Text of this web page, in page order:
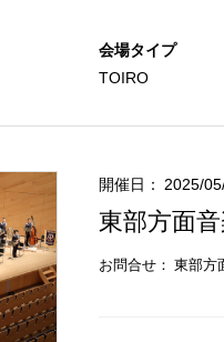
会場タイプ
TOIRO
開催日： 2025/
東部方面
お問合せ： 東部方